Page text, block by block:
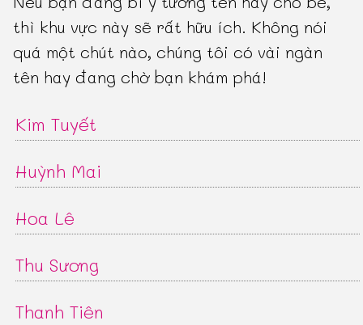
thì khu vực này sẽ rất hữu ích. Không nói
quá một chút nào, chúng tôi có vài ngàn
tên hay đang chờ bạn khám phá!
Kim Tuyết
Huỳnh Mai
Hoa Lê
Thu Sương
Thanh Tiên